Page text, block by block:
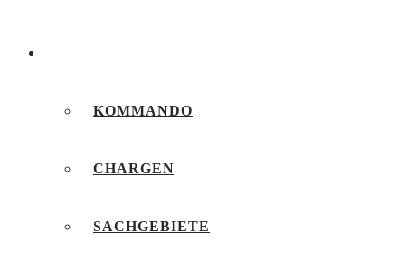
KOMMANDO
CHARGEN
SACHGEBIETE